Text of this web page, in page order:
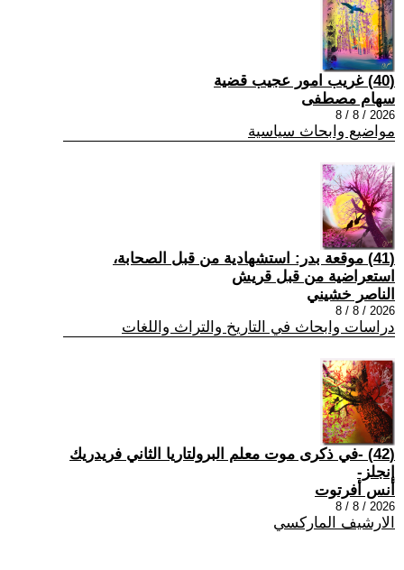
(40) غريب امور عجيب قضية
سهام مصطفى
2026 / 8 / 8
مواضيع وابحاث سياسية
(41) موقعة بدر: استشهادية من قبل الصحابة،
استعراضية من قبل قريش
الناصر خشيني
2026 / 8 / 8
دراسات وابحاث في التاريخ والتراث واللغات
(42) -في ذكرى موت معلم البرولتاريا الثاني فريدريك
إنجلز-
أنس أفرتوت
2026 / 8 / 8
الارشيف الماركسي